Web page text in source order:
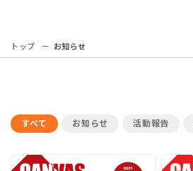
トップ お知らせ
すべて お知らせ 活動報告